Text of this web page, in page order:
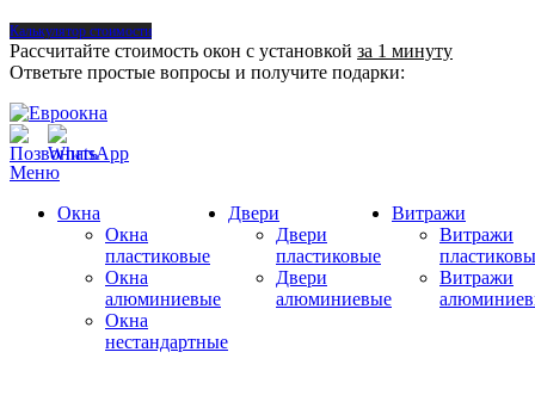
Калькулятор стоимости
Рассчитайте стоимость окон с установкой за 1 минуту
Ответьте простые вопросы и получите подарки:
Меню
Окна
Окна
пластиковые
Окна
алюминиевые
Окна
нестандартные
Двери
Двери
пластиковые
Двери
алюминиевые
Витражи
Витражи
Витражи